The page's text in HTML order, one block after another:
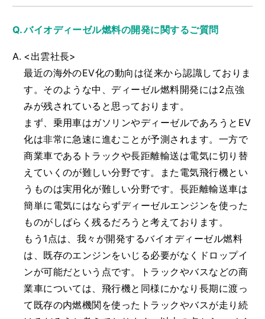
バイオディーゼル燃料の開発に関するご質問
<出雲社長>
最近の海外のEV化の動向は従来から認識しておりま
す。そのような中、ディーゼル燃料開発には2点強
みが残されていると思っております。
まず、乗用車はガソリンやディーゼルであろうとEV
化は非常に急速に進むことが予測されます。一方で
商業車であるトラックや長距離輸送は電気に切り替
えていくのが難しい分野です。また電気飛行機とい
うものは実用化が難しい分野です。長距離輸送車は
簡単に電気にはならずディーゼルエンジンを使った
ものがしばらく残るだろうと考えております。
もう1点は、我々が開発するバイオディーゼル燃料
は、既存のエンジンをいじる必要がなくドロップイ
ンが可能だという点です。トラックやバスなどの商
業車については、飛行機と同様にかなり長期に渡っ
て既存の内燃機関を使ったトラックやバスが走り続